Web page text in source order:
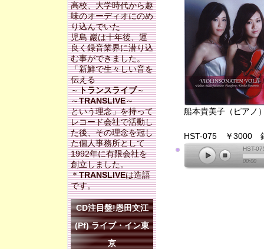
船本貴美子（ピアノ
HST-075 ￥3000
00:00
HST-
高校、大学時代から趣
味のオーディオにのめ
り込んでいた
児島 巖は十年後、運
良く録音業界に潜り込
む事ができました。
「新鮮で生々しい音を
伝える
～トランスライブ～
～TRANSLIVE～
という理念」を持って
レコード会社で活動し
た後、その理念を冠し
た個人事務所として
1992年に有限会社を
創立しました。
＊TRANSLIVEは造語
です。
CD注目盤!恩田文江
(Pf) ライブ・イン東
京